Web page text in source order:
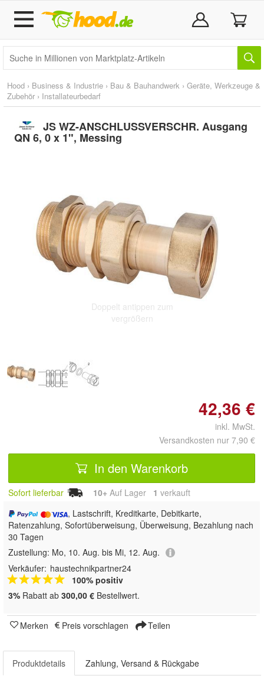
Hood › Business & Industrie › Bau & Bauhandwerk › Geräte, Werkzeuge &
Zubehör › Installateurbedarf
JS WZ-ANSCHLUSSVERSCHR. Ausgang
QN 6, 0 x 1", Messing
Doppelt antippen zum
vergrößern
42,36 €
inkl. MwSt.
Versandkosten nur 7,90 €
In den Warenkorb
Sofort lieferbar 10+ Auf Lager 1 verkauft
, Lastschrift, Kreditkarte, Debitkarte,
Ratenzahlung, Sofortüberweisung, Überweisung, Bezahlung nach
30 Tagen
Zustellung: Mo, 10. Aug. bis Mi, 12. Aug.
Verkäufer: haustechnikpartner24
100% positiv
3% Rabatt ab 300,00 € Bestellwert.
Merken Preis vorschlagen Teilen
Produktdetails Zahlung, Versand & Rückgabe